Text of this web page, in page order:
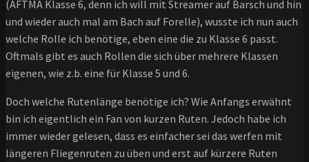
(AFTMA Klasse 6, denn ich will mit Streamer auf Barsch und hin
und wieder auch mal am Bach auf Forelle), wusste ich nun auch
welche Rolle ich benötige, eben eine die zu Klasse 6 passt.
Oftmals gibt es auch Rollen die sich über mehrere Klassen
eigenen, wie z.b. eine für Klasse 5 und 6.
Doch welche Rutenlänge benötige ich? Wie Anfangs erwähnt
bin ich eigentlich ein Fan von kurzen Ruten. Jedoch habe ich
immer wieder gelesen, dass es einfacher sei das werfen mit
längeren Fliegenruten zu üben und erst auf kürzere Ruten